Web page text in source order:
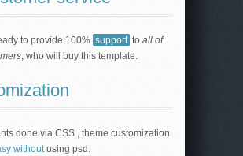
to provide 100% support to all of
, who will buy this template.
done via CSS , theme customization
withoutusing psd.